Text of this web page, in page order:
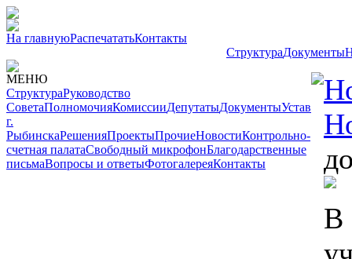
На главнуюРаспечататьКонтакты
СтруктураДокументы
МЕНЮ
СтруктураРуководство
СоветаПолномочияКомиссииДепутатыДокументыУстав
г.
РыбинскаРешенияПроектыПрочиеНовостиКонтрольно-
счетная палатаСвободный микрофонБлагодарственные
письмаВопросы и ответыФотогалереяКонтакты
В